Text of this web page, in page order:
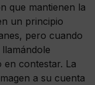
que mantienen la
un principio
pero cuando
contestar. La
a su cuenta